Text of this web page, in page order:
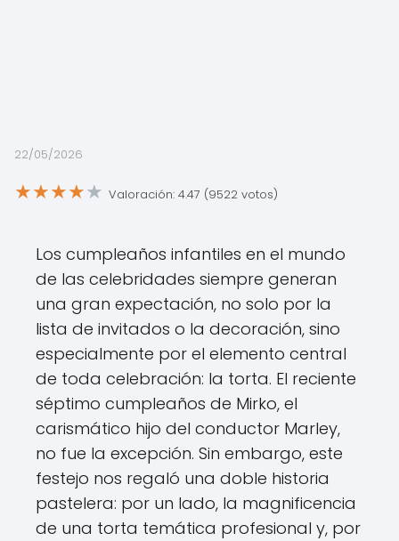
22/05/2026
★★★★★ Valoración: 4.47 (9522 votos)
Los cumpleaños infantiles en el mundo
de las celebridades siempre generan
una gran expectación, no solo por la
lista de invitados o la decoración, sino
especialmente por el elemento central
de toda celebración: la torta. El reciente
séptimo cumpleaños de Mirko, el
carismático hijo del conductor Marley,
no fue la excepción. Sin embargo, este
festejo nos regaló una doble historia
pastelera: por un lado, la magnificencia
de una torta temática profesional y, por